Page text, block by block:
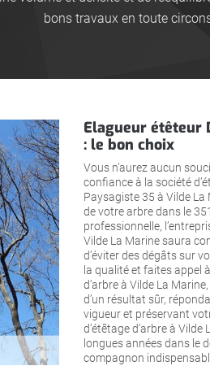
bons travaux en toute
Elagueur étêteur
: le bon choix
Vous n’aurez aucun
confiance à la société
Paysagiste 35 à Vilde La
de votre arbre dans le
professionnelle,
Vilde La Marine saura
d’éviter des dégâts sur
la qualité et faites appel
d’arbre à Vilde La
d’un résultat sûr,
vigueur et préservant
d’étêtage d’arbre à Vilde
longues années dans le
compagnon